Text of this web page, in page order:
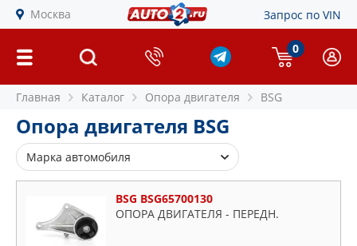
Москва Запрос по VIN
0
Главная Каталог Опора двигателя BSG
Опора двигателя BSG
Марка автомобиля
Alfa Romeo
Chevrolet
BSG BSG65700130
ОПОРА ДВИГАТЕЛЯ - ПЕРЕДН.